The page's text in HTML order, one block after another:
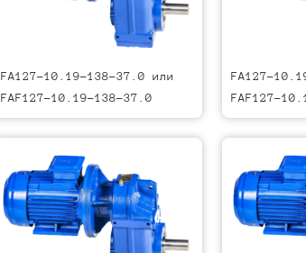
FA127-10.19-138-37.0 или
FAF127-10.19-138-37.0
FA127-
FAF127-